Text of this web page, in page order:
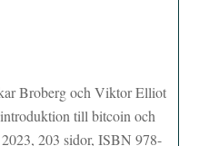
Broberg och Viktor Elliot
till bitcoin och
203 sidor, ISBN 978-